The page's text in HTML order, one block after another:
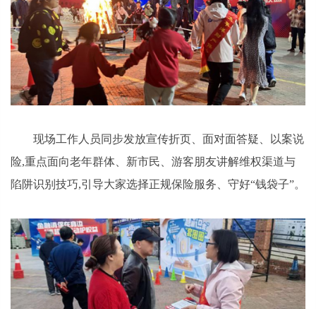
现场工作人员同步发放宣传折页、面对面答疑、以案说
险,重点面向老年群体、新市民、游客朋友讲解维权渠道与
陷阱识别技巧,引导大家选择正规保险服务、守好“钱袋子”。